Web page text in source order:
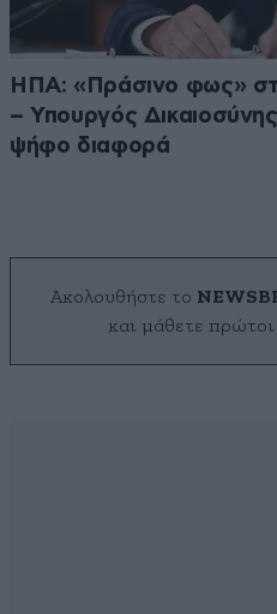
ΗΠΑ: «Πράσινο φως»
– Υπουργός
ψήφο διαφορά
Ακολουθήστε το
και μάθετε πρώτοι